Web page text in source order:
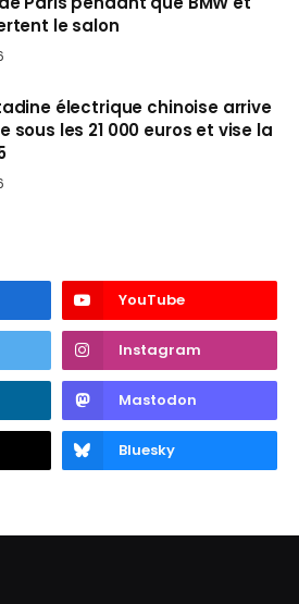
le salon
électrique chinoise arrive
sous les 21 000 euros et vise la
YouTube
Instagram
Mastodon
Bluesky